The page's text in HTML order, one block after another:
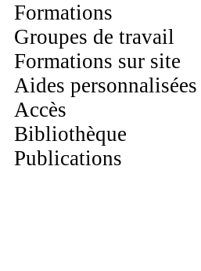
Formations
Groupes de travail
Formations sur site
Aides personnalisées
Accès
Bibliothèque
Publications